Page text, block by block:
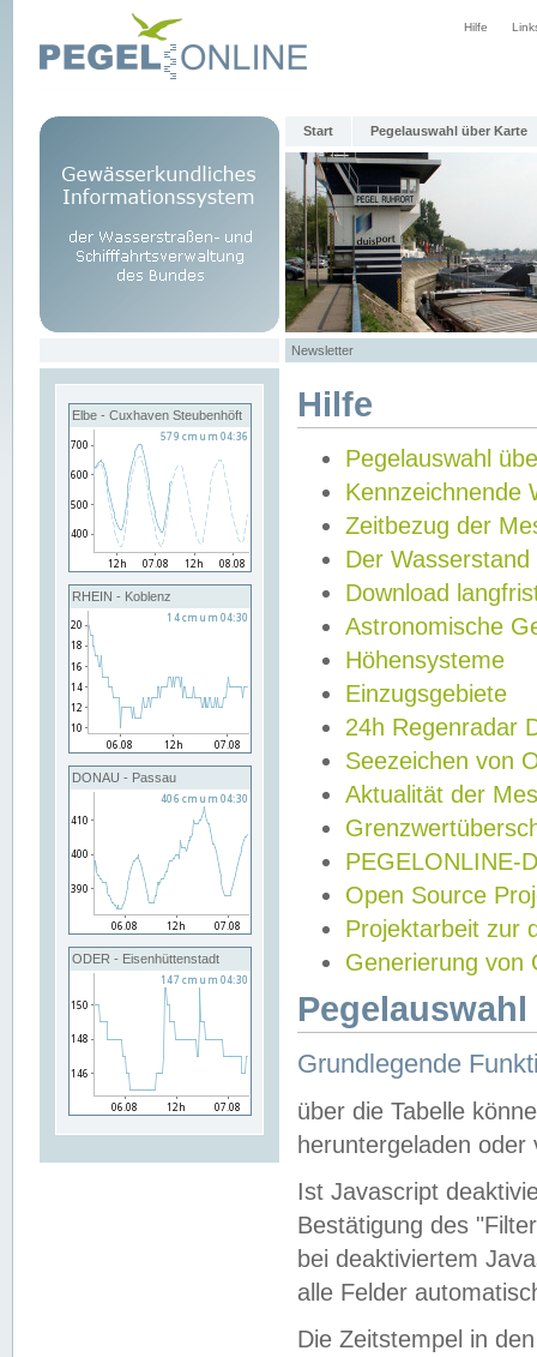
Hilfe
Start Pegelauswahl über Karte
Newsletter
Elbe - Cuxhaven Steubenhöft
RHEIN - Koblenz
DONAU - Passau
ODER - Eisenhüttenstadt
Hilfe
Pegelauswahl
Kennzeichnende
Zeitbezug der
Der Wasserstand
Download
Astronomische
Höhensysteme
Einzugsgebiete
24h Regenradar
Seezeichen von
Aktualität der
PEGELONLINE-
Open Source
Projektarbeit zur
Generierung von
Grundlegende
über die Tabelle
heruntergeladen oder
Ist Javascript
Bestätigung des
bei deaktiviertem
alle Felder
Die Zeitstempel in